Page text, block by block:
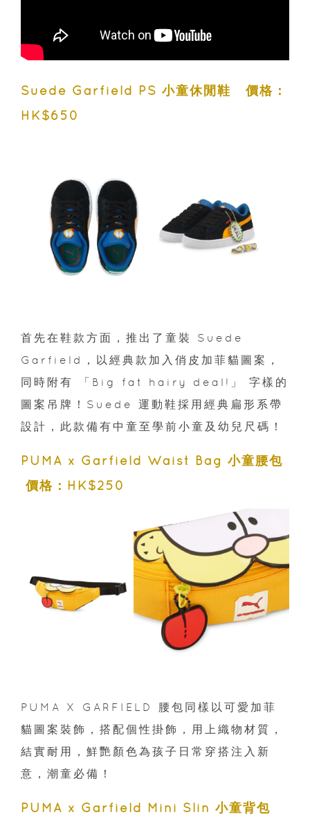
Suede Garfield PS 小童休閒鞋 價格：
HK$650
首先在鞋款方面，推出了童裝 Suede
Garfield，以經典款加入俏皮加菲貓圖案，
同時附有 「Big fat hairy deal!」 字樣的
圖案吊牌！Suede 運動鞋採用經典扁形系帶
設計，此款備有中童至學前小童及幼兒尺碼！
PUMA x Garfield Waist Bag 小童腰包
價格：HK$250
PUMA X GARFIELD 腰包同樣以可愛加菲
貓圖案裝飾，搭配個性掛飾，用上織物材質，
結實耐用，鮮艷顏色為孩子日常穿搭注入新
意，潮童必備！
PUMA x Garfield Mini Slin 小童背包